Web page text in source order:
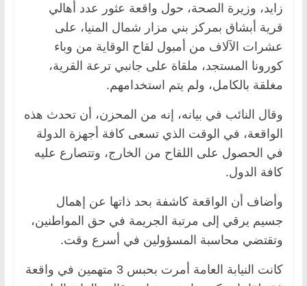
زايد، وزيرة الصحة، حول واقعة عثور عدد أهالي
قرية أبشاق بمركز بني مزار شمال المنيا، على
عشرات الآلاف من أمبول لقاح الوقاية من وباء
كورونا المستجد، ملقاة على جانبي ترعة القرية،
مغلقة بالكامل، ولم يتم استخدامهم.
وقال النائب في بيانه، إنه من المحزن، أن تحدث هذه
الواقعة، في الوقت الذي تسعى كافة أجهزة الدولة
في الحصول على اللقاح من الخارج، وتتصارع عليه
كافة الدول.
وأضاف أن الواقعة كاشفة بحد ذاتها عن إهمال
جسيم يرقي إلى مرتبة الجريمة في حق المواطنين،
وتقتضي محاسبة المسؤولين في أسرع وقت.
كانت النيابة العامة أمرت بحبس 3 متهمين في واقعة